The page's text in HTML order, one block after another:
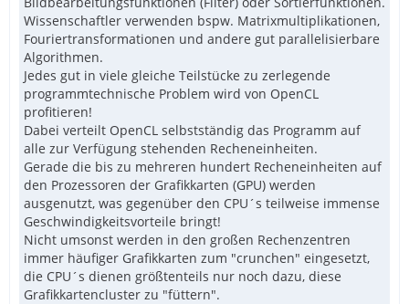
Wissenschaftler verwenden bspw. Matrixmultiplikationen,
Fouriertransformationen und andere gut parallelisierbare
Algorithmen.
Jedes gut in viele gleiche Teilstücke zu zerlegende
programmtechnische Problem wird von OpenCL
profitieren!
Dabei verteilt OpenCL selbstständig das Programm auf
alle zur Verfügung stehenden Recheneinheiten.
Gerade die bis zu mehreren hundert Recheneinheiten auf
den Prozessoren der Grafikkarten (GPU) werden
ausgenutzt, was gegenüber den CPU´s teilweise immense
Geschwindigkeitsvorteile bringt!
Nicht umsonst werden in den großen Rechenzentren
immer häufiger Grafikkarten zum "crunchen" eingesetzt,
die CPU´s dienen größtenteils nur noch dazu, diese
Grafikkartencluster zu "füttern".